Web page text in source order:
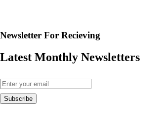
Newsletter For Recieving
Latest Monthly Newsletters